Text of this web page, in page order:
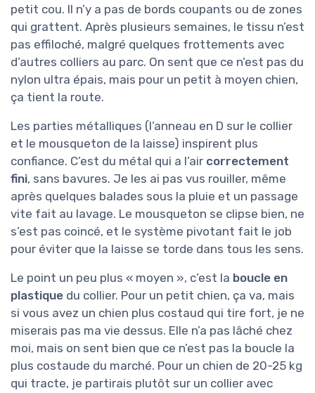
petit cou. Il n’y a pas de bords coupants ou de zones
qui grattent. Après plusieurs semaines, le tissu n’est
pas effiloché, malgré quelques frottements avec
d’autres colliers au parc. On sent que ce n’est pas du
nylon ultra épais, mais pour un petit à moyen chien,
ça tient la route.
Les parties métalliques (l’anneau en D sur le collier
et le mousqueton de la laisse) inspirent plus
confiance. C’est du métal qui a l’air correctement
fini, sans bavures. Je les ai pas vus rouiller, même
après quelques balades sous la pluie et un passage
vite fait au lavage. Le mousqueton se clipse bien, ne
s’est pas coincé, et le système pivotant fait le job
pour éviter que la laisse se torde dans tous les sens.
Le point un peu plus « moyen », c’est la boucle en
plastique du collier. Pour un petit chien, ça va, mais
si vous avez un chien plus costaud qui tire fort, je ne
miserais pas ma vie dessus. Elle n’a pas lâché chez
moi, mais on sent bien que ce n’est pas la boucle la
plus costaude du marché. Pour un chien de 20-25 kg
qui tracte, je partirais plutôt sur un collier avec